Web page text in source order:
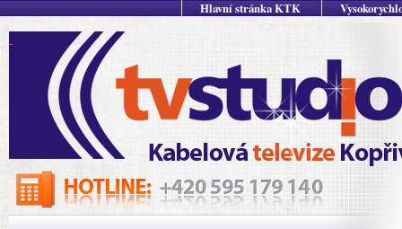
Hlavní stránka KTK